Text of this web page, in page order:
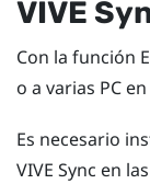
VIVE
Con la función
o a varias PC
Es necesario
VIVE Sync en